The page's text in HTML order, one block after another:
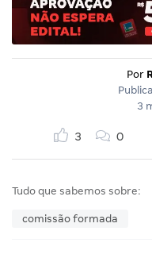
Por
3
3 0
Tudo que sabemos sobre:
comissão formada